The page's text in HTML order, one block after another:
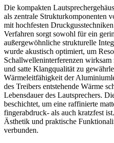
Die kompakten
als zentrale Strukturkomponenten
mit hochfesten
Verfahren sorgt sowohl für ein
außergewöhnliche strukturelle
wurde akustisch optimiert, um
Schallwelleninterferenzen
und satte Klangqualität zu
Wärmeleitfähigkeit der
des Treibers entstehende Wärme
Lebensdauer des Lautsprechers.
beschichtet, um eine raffinierte
fingerabdruck- als auch kratzfest
Ästhetik und praktische
verbunden.